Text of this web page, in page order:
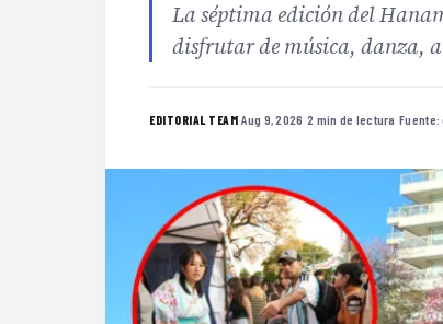
La séptima edición del
disfrutar de música, danza,
EDITORIAL TEAM·Aug 9, 2026 ·2 min de lectura ·Fuente: